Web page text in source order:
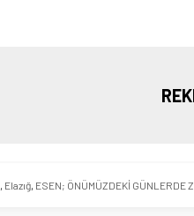
, Elazığ, ESEN; ÖNÜMÜZDEKİ GÜNLERDE